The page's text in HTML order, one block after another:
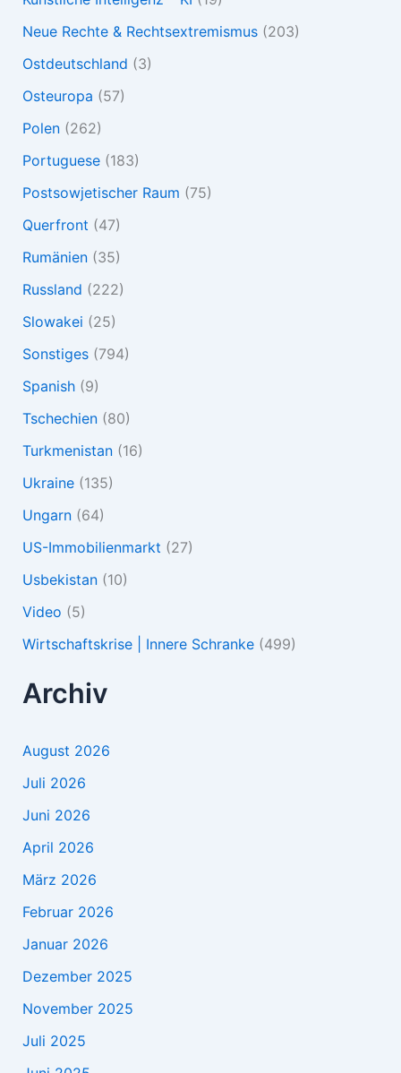
Neue Rechte & Rechtsextremismus(203)
Ostdeutschland (3)
Osteuropa (57)
Polen(262)
Portuguese(183)
Postsowjetischer Raum (75)
Querfront (47)
Rumänien(35)
Russland (222)
Slowakei (25)
Sonstiges(794)
Spanish(9)
Tschechien(80)
Turkmenistan(16)
Ukraine(135)
Ungarn(64)
US-Immobilienmarkt (27)
Usbekistan(10)
Video (5)
Wirtschaftskrise | Innere Schranke(499)
Archiv
August 2026
Juli 2026
Juni 2026
April 2026
März 2026
Februar 2026
Januar 2026
Dezember 2025
November 2025
Juli 2025